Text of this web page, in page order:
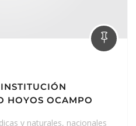
HOYOS OCAMPO
y naturales, nacionales